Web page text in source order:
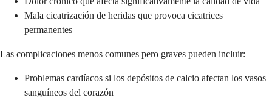
Mala cicatrización de heridas que provoca cicatrices
permanentes
Las complicaciones menos comunes pero graves pueden incluir:
Problemas cardíacos si los depósitos de calcio afectan los vasos
sanguíneos del corazón